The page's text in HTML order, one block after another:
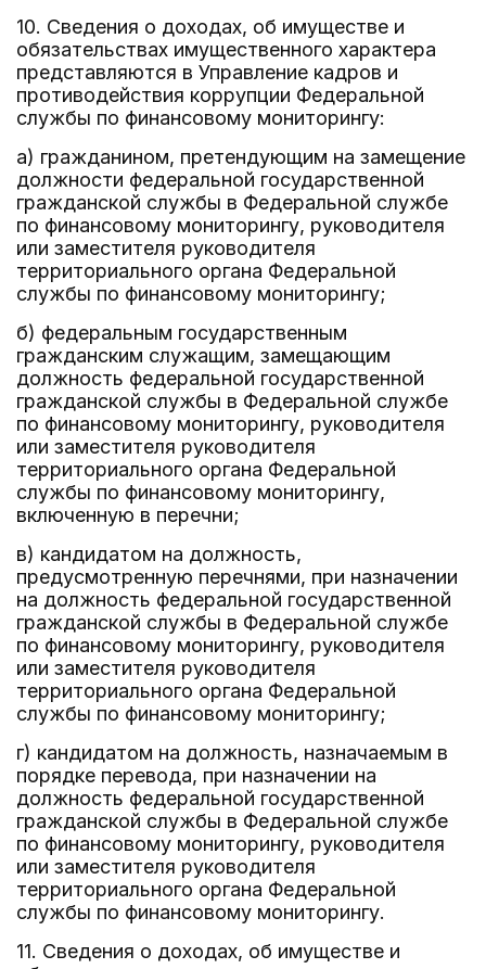
10. Сведения о доходах, об имуществе и
обязательствах имущественного характера
представляются в Управление кадров и
противодействия коррупции Федеральной
службы по финансовому мониторингу:
а) гражданином, претендующим на замещение
должности федеральной государственной
гражданской службы в Федеральной службе
по финансовому мониторингу, руководителя
или заместителя руководителя
территориального органа Федеральной
службы по финансовому мониторингу;
б) федеральным государственным
гражданским служащим, замещающим
должность федеральной государственной
гражданской службы в Федеральной службе
по финансовому мониторингу, руководителя
или заместителя руководителя
территориального органа Федеральной
службы по финансовому мониторингу,
включенную в перечни;
в) кандидатом на должность,
предусмотренную перечнями, при назначении
на должность федеральной государственной
гражданской службы в Федеральной службе
по финансовому мониторингу, руководителя
или заместителя руководителя
территориального органа Федеральной
службы по финансовому мониторингу;
г) кандидатом на должность, назначаемым в
порядке перевода, при назначении на
должность федеральной государственной
гражданской службы в Федеральной службе
по финансовому мониторингу, руководителя
или заместителя руководителя
территориального органа Федеральной
службы по финансовому мониторингу.
11. Сведения о доходах, об имуществе и